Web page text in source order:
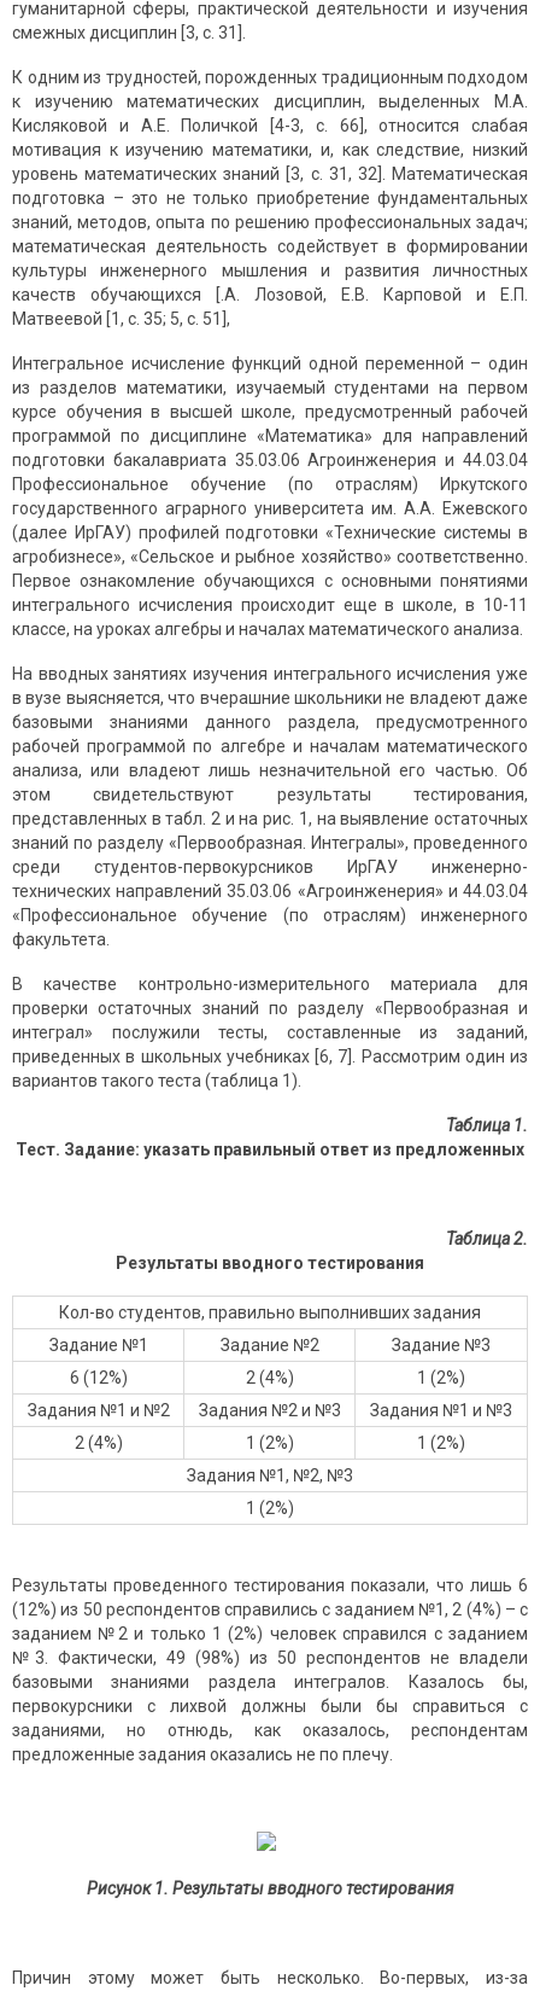
гуманитарной сферы, практической деятельности и изучения
смежных дисциплин [3, с. 31].
К одним из трудностей, порожденных традиционным подходом
к изучению математических дисциплин, выделенных М.А.
Кисляковой и А.Е. Поличкой [4-3, с. 66], относится слабая
мотивация к изучению математики, и, как следствие, низкий
уровень математических знаний [3, с. 31, 32]. Математическая
подготовка – это не только приобретение фундаментальных
знаний, методов, опыта по решению профессиональных задач;
математическая деятельность содействует в формировании
культуры инженерного мышления и развития личностных
качеств обучающихся [.А. Лозовой, Е.В. Карповой и Е.П.
Матвеевой [1, с. 35; 5, с. 51],
Интегральное исчисление функций одной переменной – один
из разделов математики, изучаемый студентами на первом
курсе обучения в высшей школе, предусмотренный рабочей
программой по дисциплине «Математика» для направлений
подготовки бакалавриата 35.03.06 Агроинженерия и 44.03.04
Профессиональное обучение (по отраслям) Иркутского
государственного аграрного университета им. А.А. Ежевского
(далее ИрГАУ) профилей подготовки «Технические системы в
агробизнесе», «Сельское и рыбное хозяйство» соответственно.
Первое ознакомление обучающихся с основными понятиями
интегрального исчисления происходит еще в школе, в 10-11
классе, на уроках алгебры и началах математического анализа.
На вводных занятиях изучения интегрального исчисления уже
в вузе выясняется, что вчерашние школьники не владеют даже
базовыми знаниями данного раздела, предусмотренного
рабочей программой по алгебре и началам математического
анализа, или владеют лишь незначительной его частью. Об
этом свидетельствуют результаты тестирования,
представленных в табл. 2 и на рис. 1, на выявление остаточных
знаний по разделу «Первообразная. Интегралы», проведенного
среди студентов-первокурсников ИрГАУ инженерно-
технических направлений 35.03.06 «Агроинженерия» и 44.03.04
«Профессиональное обучение (по отраслям) инженерного
факультета.
В качестве контрольно-измерительного материала для
проверки остаточных знаний по разделу «Первообразная и
интеграл» послужили тесты, составленные из заданий,
приведенных в школьных учебниках [6, 7]. Рассмотрим один из
вариантов такого теста (таблица 1).
Таблица 1.
Тест. Задание: указать правильный ответ из предложенных
Таблица 2.
Результаты вводного тестирования
Кол-во студентов, правильно выполнивших задания
Задание №1
Задание №2
Задание №3
6 (12%)
2 (4%)
1 (2%)
Задания №1 и №2
Задания №2 и №3
Задания №1 и №3
2 (4%)
1 (2%)
1 (2%)
Задания №1, №2, №3
1 (2%)
Результаты проведенного тестирования показали, что лишь 6
(12%) из 50 респондентов справились с заданием №1, 2 (4%) – с
заданием №2 и только 1 (2%) человек справился с заданием
№3. Фактически, 49 (98%) из 50 респондентов не владели
базовыми знаниями раздела интегралов. Казалось бы,
первокурсники с лихвой должны были бы справиться с
заданиями, но отнюдь, как оказалось, респондентам
предложенные задания оказались не по плечу.
Рисунок 1. Результаты вводного тестирования
Причин этому может быть несколько. Во-первых, из-за